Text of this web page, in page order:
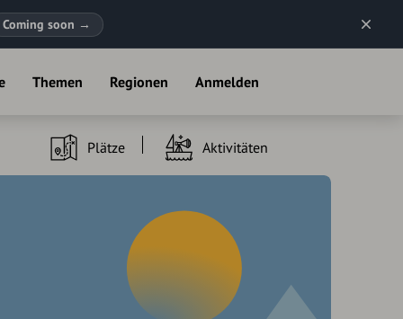
Coming soon →
Themen Regionen Anmelden
Plätze Aktivitäten